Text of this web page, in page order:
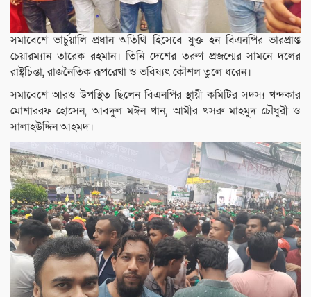
সমাবেশে ভার্চুয়ালি প্রধান অতিথি হিসেবে যুক্ত হন বিএনপির ভারপ্রাপ্ত
চেয়ারম্যান তারেক রহমান। তিনি দেশের তরুণ প্রজন্মের সামনে দলের
রাষ্ট্রচিন্তা, রাজনৈতিক রূপরেখা ও ভবিষ্যৎ কৌশল তুলে ধরেন।
সমাবেশে আরও উপস্থিত ছিলেন বিএনপির স্থায়ী কমিটির সদস্য খন্দকার
মোশাররফ হোসেন, আবদুল মঈন খান, আমীর খসরু মাহমুদ চৌধুরী ও
সালাহউদ্দিন আহমদ।